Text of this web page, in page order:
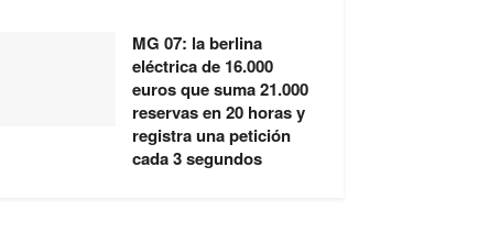
MG 07: la berlina
eléctrica de 16.000
euros que suma 21.000
reservas en 20 horas y
registra una petición
cada 3 segundos